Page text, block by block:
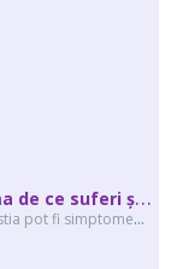
A
lergie sau răceală – cum îţi dai seama de ce suferi și de ce conteaz...
pot fi simptome...